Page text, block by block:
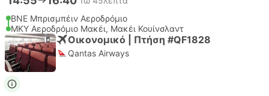
BNE Μπρισμπέιν Αεροδρόμιο
MKY Αεροδρόμιο Μακέι, Μακέι Κουίνσλαντ
Οικονομικό | Πτήση #QF1828
Qantas Airways